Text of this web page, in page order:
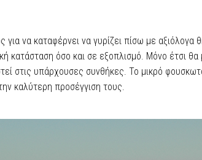
να καταφέρνει να γυρίζει πίσω με
κατάσταση όσο και σε εξοπλισμό. Μόνο έτσι
στις υπάρχουσες συνθήκες. Το μικρό
καλύτερη προσέγγιση τους.